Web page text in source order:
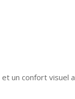
un confort visuel